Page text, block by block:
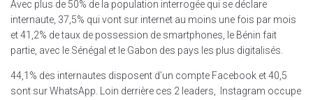
Avec plus de 50% de la population interrogée qui se déclare
internaute, 37,5% qui vont sur internet au moins une fois par mois
et 41,2% de taux de possession de smartphones, le Bénin fait
partie, avec le Sénégal et le Gabon des pays les plus digitalisés.
44,1% des internautes disposent d’un compte Facebook et 40,5
sont sur WhatsApp. Loin derrière ces 2 leaders, Instagram occupe